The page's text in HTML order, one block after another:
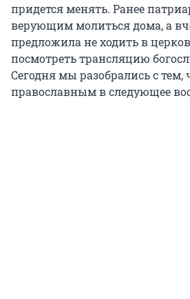
придется менять. Ранее
верующим молиться дома, а
предложила не ходить в
посмотреть трансляцию
Сегодня мы разобрались с тем,
православным в следующее